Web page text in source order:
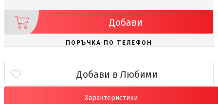
Добави
Добави в Любими
Характеристики